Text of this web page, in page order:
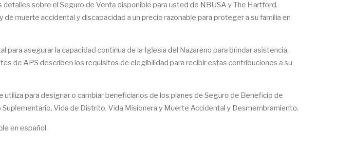
sobre el Seguro de Venta disponible para usted de NBUSA y The Hartford.
muerte accidental y discapacidad a un precio razonable para proteger a su familia en
para asegurar la capacidad continua de la Iglesia del Nazareno para brindar asistencia,
de APS describen los requisitos de elegibilidad para recibir estas contribuciones a su
utiliza para designar o cambiar beneficiarios de los planes de Seguro de Beneficio de
Vida de Distrito, Vida Misionera y Muerte Accidental y Desmembramiento.
en español.